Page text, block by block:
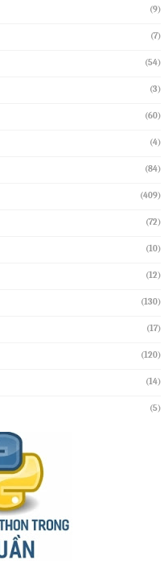
(9)
(7)
(54)
(3)
(60)
(4)
(84)
(409)
(72)
(10)
(12)
(130)
(17)
(120)
(14)
(5)